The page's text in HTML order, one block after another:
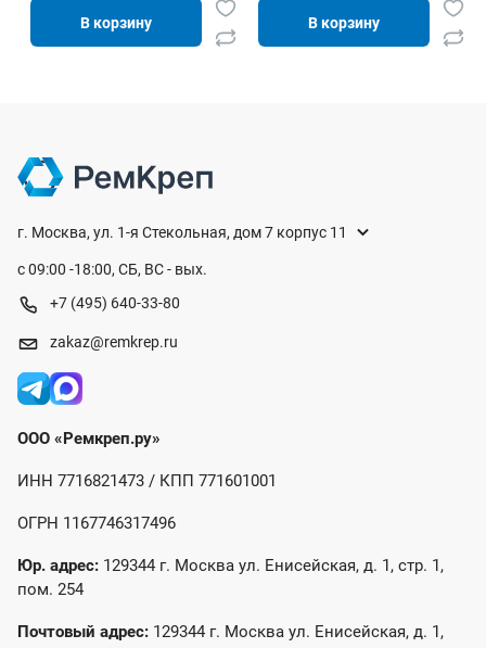
В корзину В корзину
г. Москва, ул. 1-я Стекольная, дом 7 корпус 11
с 09:00 -18:00, СБ, ВС - вых.
+7 (495) 640-33-80
zakaz@remkrep.ru
ООО «Ремкреп.ру»
ИНН 7716821473 / КПП 771601001
ОГРН 1167746317496
Юр. адрес: 129344 г. Москва ул. Енисейская, д. 1, стр. 1,
пом. 254
Почтовый адрес: 129344 г. Москва ул. Енисейская, д. 1,